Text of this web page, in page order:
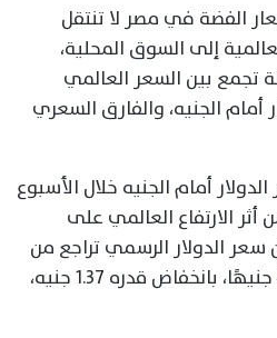
الفضة في مصر لا تنتقل
إلى السوق المحلية،
تجمع بين السعر العالمي
أمام الجنيه، والفارق السعري
أمام الجنيه خلال الأسبوع
الارتفاع العالمي على
سعر الدولار الرسمي تراجع من
نحو 51.22 جنيهًا إلى 49.85 جنيهًا، بانخفاض قدره 1.37 جنيه،